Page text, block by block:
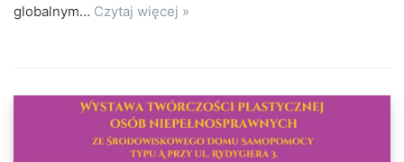
globalnym… Czytaj więcej »